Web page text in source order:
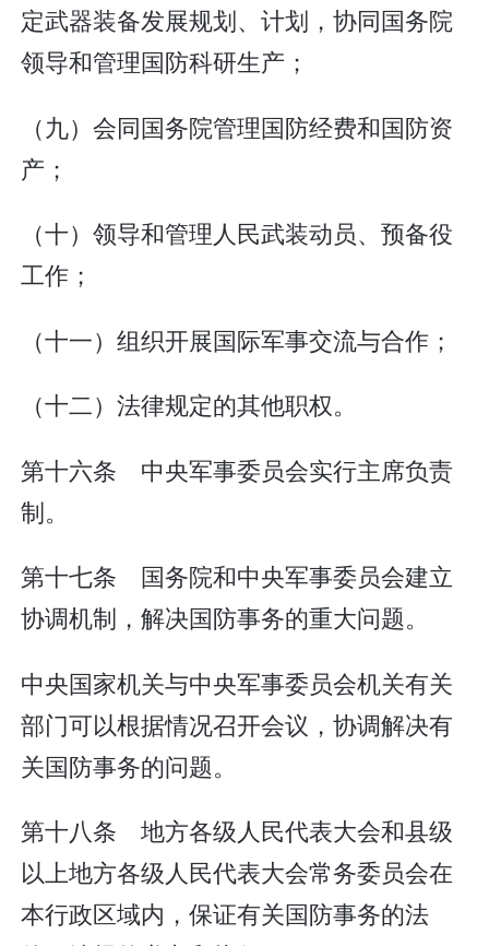
定武器装备发展规划、计划，协同国务院
领导和管理国防科研生产；
（九）会同国务院管理国防经费和国防资
产；
（十）领导和管理人民武装动员、预备役
工作；
（十一）组织开展国际军事交流与合作；
（十二）法律规定的其他职权。
第十六条 中央军事委员会实行主席负责
制。
第十七条 国务院和中央军事委员会建立
协调机制，解决国防事务的重大问题。
中央国家机关与中央军事委员会机关有关
部门可以根据情况召开会议，协调解决有
关国防事务的问题。
第十八条 地方各级人民代表大会和县级
以上地方各级人民代表大会常务委员会在
本行政区域内，保证有关国防事务的法